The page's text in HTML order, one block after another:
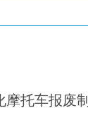
摩托车报废制